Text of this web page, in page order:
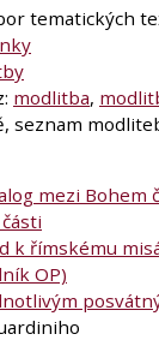
tematických
modlitba,
seznam
mezi Bohem
k římskému
OP)